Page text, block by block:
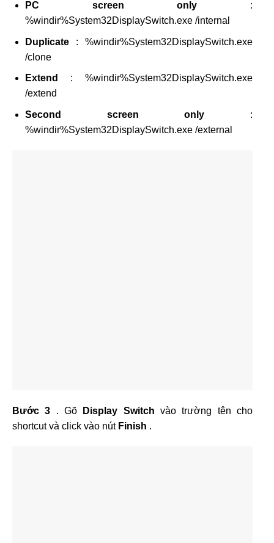
PC screen only :
%windir%System32DisplaySwitch.exe /internal
Duplicate : %windir%System32DisplaySwitch.exe
/clone
Extend : %windir%System32DisplaySwitch.exe
/extend
Second screen only :
%windir%System32DisplaySwitch.exe /external
Bước 3 . Gõ Display Switchvào trường tên cho
shortcut và click vào nút Finish .